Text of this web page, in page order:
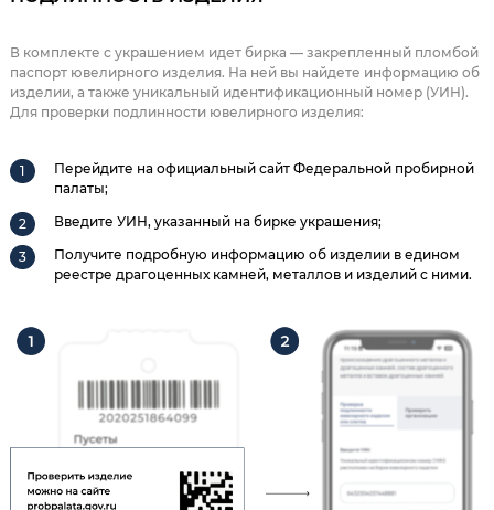
В комплекте с украшением идет бирка — закрепленный пломбой
паспорт ювелирного изделия. На ней вы найдете информацию об
изделии, а также уникальный идентификационный номер (УИН).
Для проверки подлинности ювелирного изделия:
Перейдите на официальный сайт Федеральной пробирной
палаты;
Введите УИН, указанный на бирке украшения;
Получите подробную информацию об изделии в едином
реестре драгоценных камней, металлов и изделий с ними.